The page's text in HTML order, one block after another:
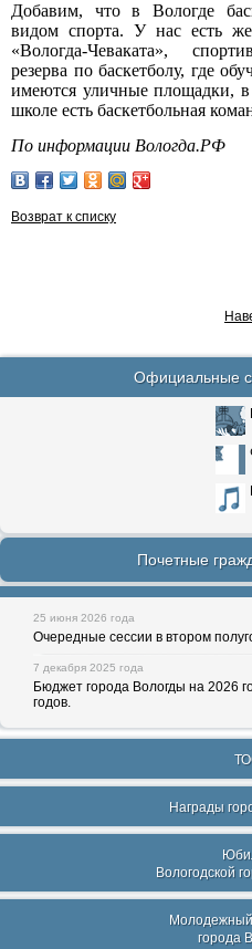
Добавим, что в Вологде
видом спорта. У нас есть
«Вологда-Чеваката»,
резерва по баскетболу, где
имеются уличные площадки, в
школе есть баскетбольная
По информации Вологда.РФ
Возврат к списку
Официальные
Почетные
25 июня 2026 года
Очередные сессии в втором
7 декабря 2025 года
Бюджет города Вологды на 2026
годов.
Награды
Вологодской
города